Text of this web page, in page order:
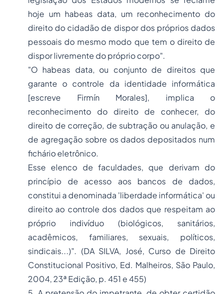
hoje um habeas data, um reconhecimento do
direito do cidadão de dispor dos próprios dados
pessoais do mesmo modo que tem o direito de
dispor livremente do próprio corpo".
"O habeas data, ou conjunto de direitos que
garante o controle da identidade informática
[escreve Firmín Morales], implica o
reconhecimento do direito de conhecer, do
direito de correção, de subtração ou anulação, e
de agregação sobre os dados depositados num
fichário eletrônico.
Esse elenco de faculdades, que derivam do
princípio de acesso aos bancos de dados,
constitui a denominada 'liberdade informática' ou
direito ao controle dos dados que respeitam ao
próprio indivíduo (biológicos, sanitários,
acadêmicos, familiares, sexuais, políticos,
sindicais...)". (DA SILVA, José, Curso de Direito
Constitucional Positivo, Ed. Malheiros, São Paulo,
2004, 23ª Edição, p. 451 e 455)